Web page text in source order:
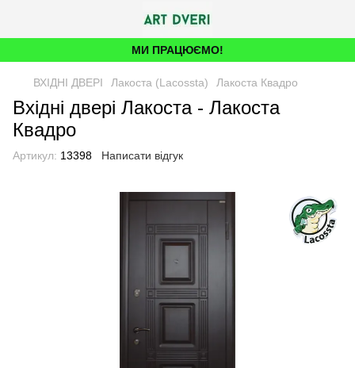
МИ ПРАЦЮЄМО!
ВХІДНІ ДВЕРІ Лакоста (Lacossta) Лакоста Квадро
Вхідні двері Лакоста - Лакоста
Квадро
Артикул: 13398 Написати відгук